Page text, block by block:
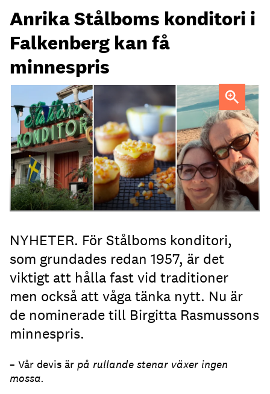
Anrika Stålboms konditori i
Falkenberg kan få
minnespris
Heléne och Micael Stålbom
NYHETER. För Stålboms konditori,
som grundades redan 1957, är det
viktigt att hålla fast vid traditioner
men också att våga tänka nytt. Nu är
de nominerade till Birgitta Rasmussons
minnespris.
– Vår devis är på rullande stenar växer ingen
mossa.